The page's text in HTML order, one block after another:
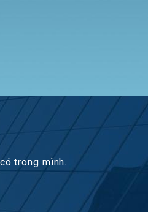
trong mình.